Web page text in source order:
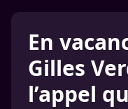
En
Gilles
l’appel